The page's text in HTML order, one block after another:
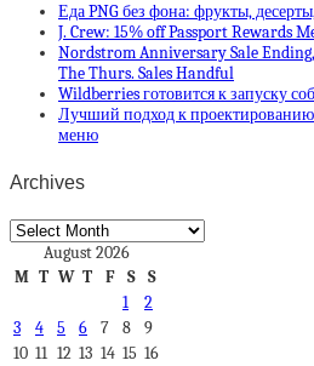
Еда PNG без фона: фрукты,
J. Crew: 15% off Passport Rewards
Nordstrom Anniversary Sale
The Thurs. Sales Handful
Wildberries готовится к запуску
Лучший подход к проектированию
меню
Archives
Archives
August 2026
M T W T F S
S
1
2
3
4 5 6 7 8
9
10 11 12 13 14 15 16